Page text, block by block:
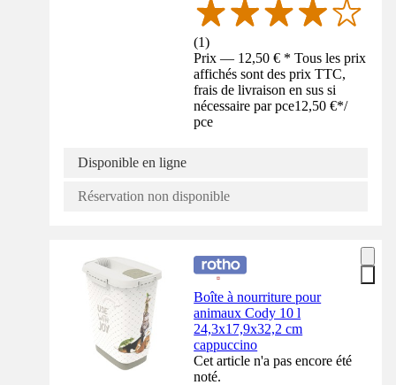
(1)
Prix — 12,50 € * Tous les prix
affichés sont des prix TTC,
frais de livraison en sus si
nécessaire par pce12,50 €*/
pce
Disponible en ligne
Réservation non disponible
Boîte à nourriture pour
animaux Cody 10 l
24,3x17,9x32,2 cm
cappuccino
Cet article n'a pas encore été
noté.